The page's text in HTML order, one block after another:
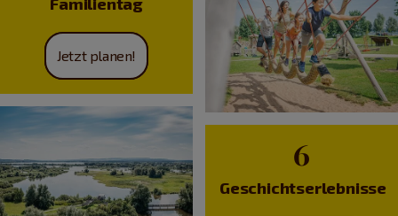
Jetzt planen!
6
Geschichtserlebnisse